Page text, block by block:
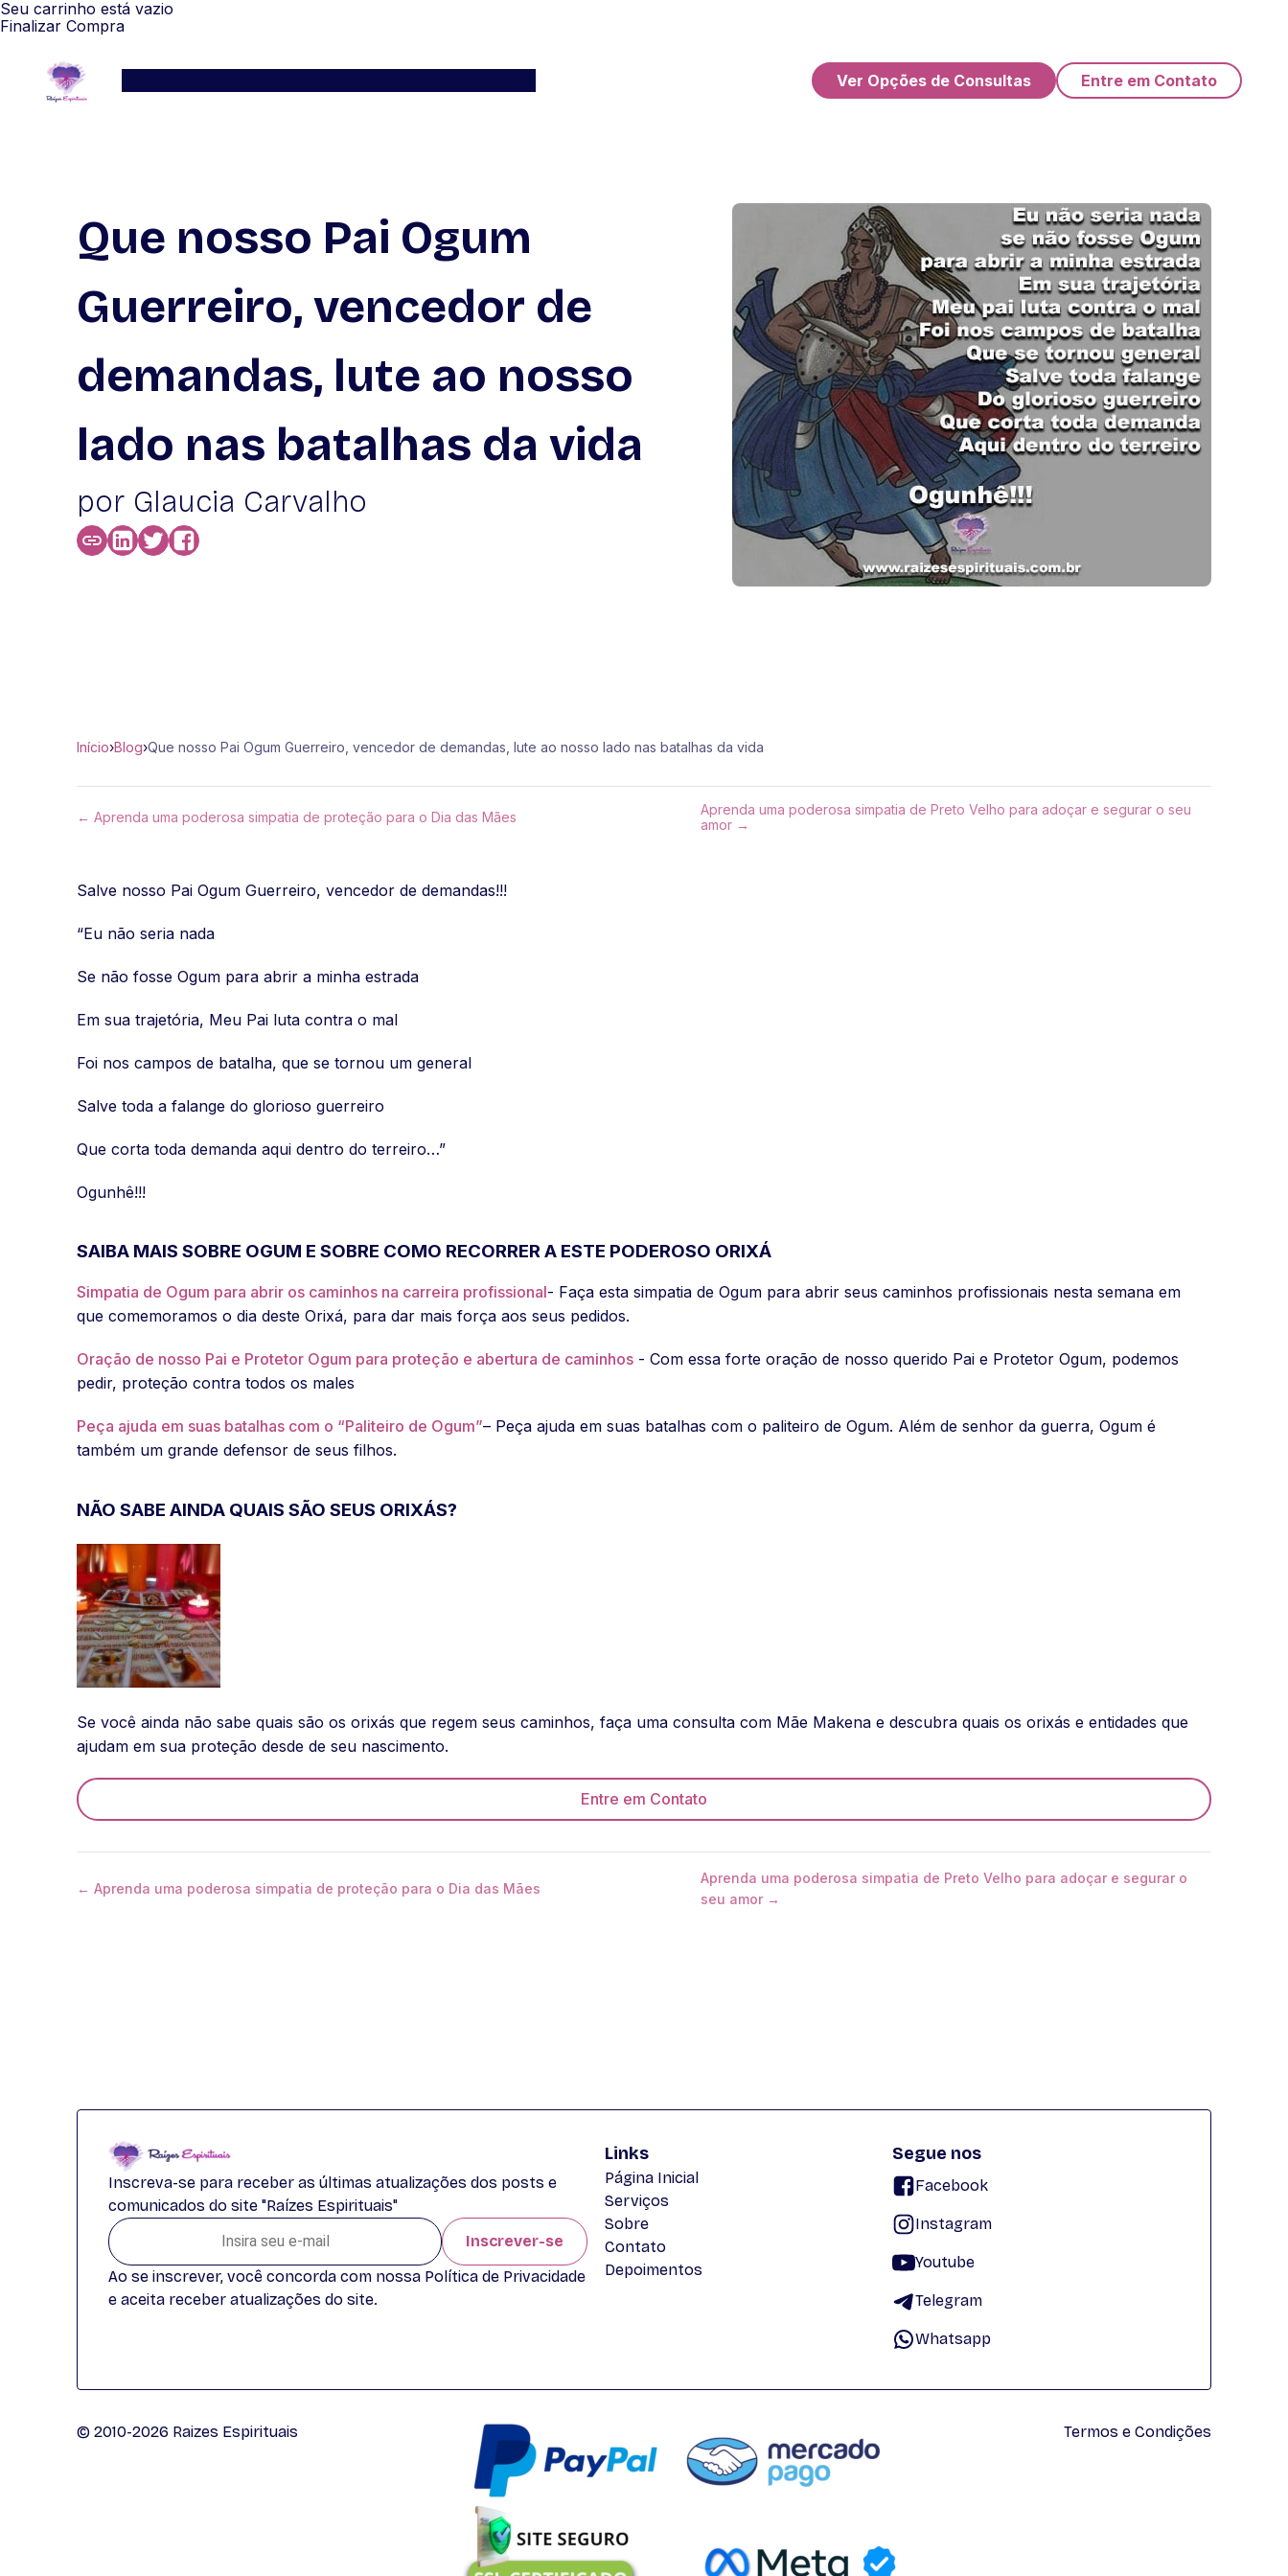
Seu carrinho está vazio
Finalizar Compra
Ver Opções de Consultas Entre em Contato
Que nosso Pai Ogum
Guerreiro, vencedor de
demandas, lute ao nosso
lado nas batalhas da vida
por Glaucia Carvalho
Início›Blog›Que nosso Pai Ogum Guerreiro, vencedor de demandas, lute ao nosso lado nas batalhas da vida
← Aprenda uma poderosa simpatia de proteção para o Dia das Mães
Aprenda uma poderosa simpatia de Preto Velho para adoçar e segurar o seu
amor →
Salve nosso Pai Ogum Guerreiro, vencedor de demandas!!!
“Eu não seria nada
Se não fosse Ogum para abrir a minha estrada
Em sua trajetória, Meu Pai luta contra o mal
Foi nos campos de batalha, que se tornou um general
Salve toda a falange do glorioso guerreiro
Que corta toda demanda aqui dentro do terreiro…”
Ogunhê!!!
SAIBA MAIS SOBRE OGUM E SOBRE COMO RECORRER A ESTE PODEROSO ORIXÁ
Simpatia de Ogum para abrir os caminhos na carreira profissional- Faça esta simpatia de Ogum para abrir seus caminhos profissionais nesta semana em
que comemoramos o dia deste Orixá, para dar mais força aos seus pedidos.
Oração de nosso Pai e Protetor Ogum para proteção e abertura de caminhos - Com essa forte oração de nosso querido Pai e Protetor Ogum, podemos
pedir, proteção contra todos os males
Peça ajuda em suas batalhas com o “Paliteiro de Ogum”– Peça ajuda em suas batalhas com o paliteiro de Ogum. Além de senhor da guerra, Ogum é
também um grande defensor de seus filhos.
NÃO SABE AINDA QUAIS SÃO SEUS ORIXÁS?
Se você ainda não sabe quais são os orixás que regem seus caminhos, faça uma consulta com Mãe Makena e descubra quais os orixás e entidades que
ajudam em sua proteção desde de seu nascimento.
Entre em Contato
← Aprenda uma poderosa simpatia de proteção para o Dia das Mães
Aprenda uma poderosa simpatia de Preto Velho para adoçar e segurar o
seu amor →
Inscreva-se para receber as últimas atualizações dos posts e
comunicados do site "Raízes Espirituais"
Inscrever-se
Ao se inscrever, você concorda com nossa Política de Privacidade
e aceita receber atualizações do site.
Links
Página Inicial
Serviços
Sobre
Contato
Depoimentos
Segue nos
Facebook
Instagram
Youtube
Telegram
Whatsapp
© 2010-2026 Raizes Espirituais Termos e Condições